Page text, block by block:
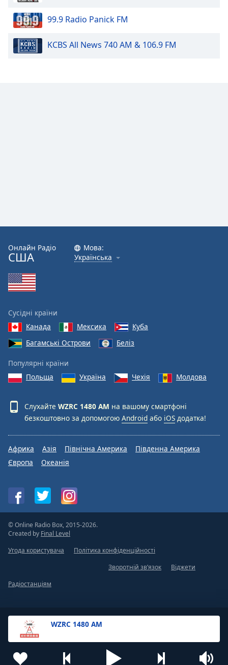
WZRC 1480 AM
99.9 Radio Panick FM
KCBS All News 740 AM & 106.9 FM
Онлайн Радіо
США
Мова:
Українська
Сусідні країни
Канада
Мексика
Куба
Багамські Острови
Беліз
Популярні країни
Польща
Україна Чехія Молдова
Слухайте WZRC 1480 AM на вашому смартфоні
безкоштовно за допомогою Android або iOS додатка!
Африка Азія Північна Америка
Південна Америка
Європа
Океанія
© Online Radio Box, 2015-2026.
Created by Final Level
Угода користувача
Політика конфіденційності
Зворотній зв’язок
Віджети
Радіостанціям